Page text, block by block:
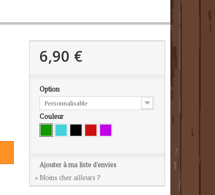
6,90 €
Option
Personnalisable
Couleur
Ajouter à ma liste d'envies
» Moins cher ailleurs ?